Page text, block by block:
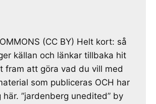
(CC BY) Helt kort: så
källan och länkar tillbaka hit
fram att göra vad du vill med
som publiceras OCH har
”jardenberg unedited” by